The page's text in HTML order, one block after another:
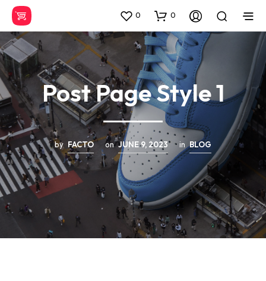
0 0
Post Page Style 1
by FACTO on JUNE 9, 2023 in BLOG